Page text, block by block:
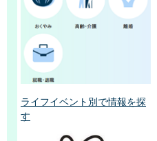
ライフイベント別で情報を探
す